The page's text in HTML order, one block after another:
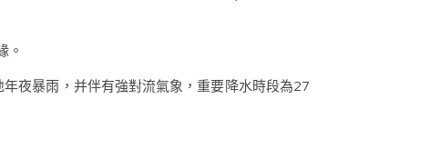
。
夜暴雨，并伴有強對流氣象，重要降水時段為27